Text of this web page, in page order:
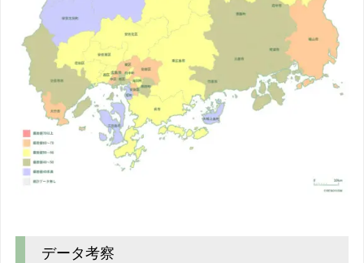
データ考察